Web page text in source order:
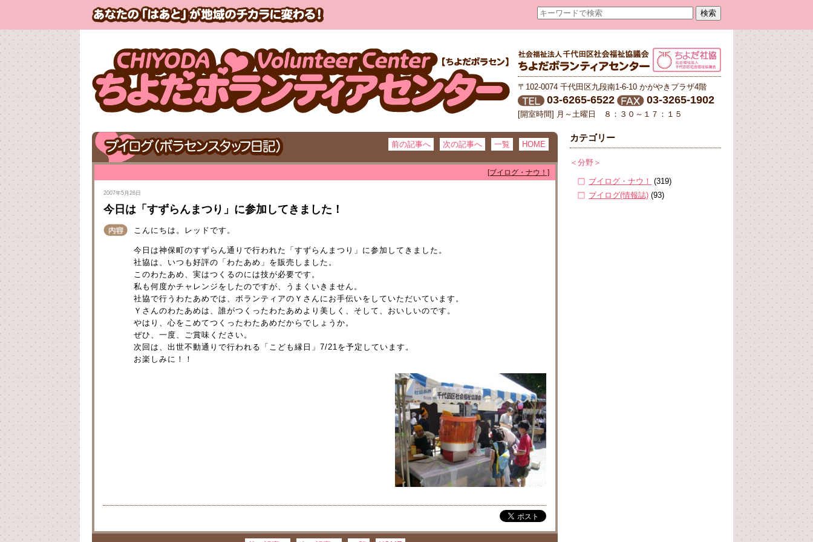
〒102-0074 千代田区九段南1-6-10 かがやきプラザ4階
03-6265-6522 03-3265-1902
[開室時間] 月～土曜日 ８：３０～１７：１５
前の記事へ 次の記事へ 一覧 HOME
[ブイログ・ナウ！]
2007年5月26日
今日は「すずらんまつり」に参加してきました！
こんにちは。レッドです。
今日は神保町のすずらん通りで行われた「すずらんまつり」に参加してきました。
社協は、いつも好評の「わたあめ」を販売しました。
このわたあめ、実はつくるのには技が必要です。
私も何度かチャレンジをしたのですが、うまくいきません。
社協で行うわたあめでは、ボランティアのＹさんにお手伝いをしていただいています。
Ｙさんのわたあめは、誰がつくったわたあめより美しく、そして、おいしいのです。
やはり、心をこめてつくったわたあめだからでしょうか。
ぜひ、一度、ご賞味ください。
次回は、出世不動通りで行われる「こども縁日」7/21を予定しています。
お楽しみに！！
カテゴリー
＜分野＞
ブイログ・ナウ！ (319)
ブイログ(情報誌) (93)